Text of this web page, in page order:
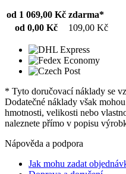
od 1 069,00 Kč zdarma*
od 0,00 Kč
109,00 Kč
* Tyto doručovací náklady se
Dodatečné náklady však
hmotnosti, velikosti nebo
naleznete přímo v popisu
Nápověda a podpora
Jak mohu zadat